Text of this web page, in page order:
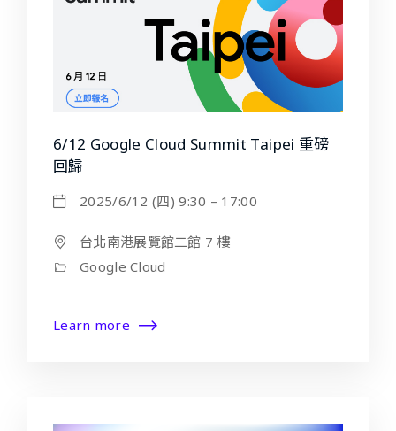
6/12 Google Cloud Summit Taipei 重磅
回歸
2025/6/12 (四) 9:30 – 17:00
台北南港展覽館二館 7 樓
Google Cloud
Learn more